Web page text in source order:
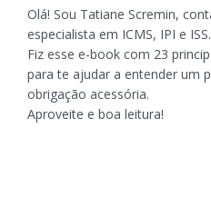
Olá! Sou Tatiane Scremin,
especialista em ICMS, IPI e ISS.
Fiz esse e-book com 23
para te ajudar a entender um
obrigação acessória.
Aproveite e boa leitura!